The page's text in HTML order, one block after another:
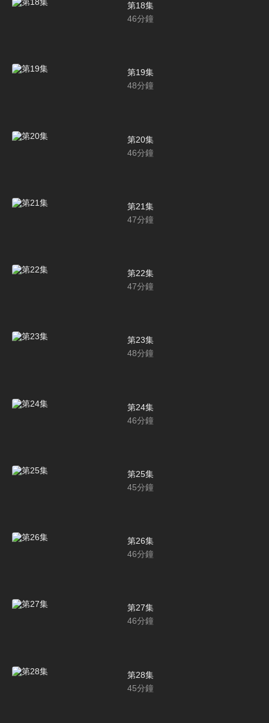
第18集
46分鐘
第19集
48分鐘
第20集
46分鐘
第21集
47分鐘
第22集
47分鐘
第23集
48分鐘
第24集
46分鐘
第25集
45分鐘
第26集
46分鐘
第27集
46分鐘
第28集
45分鐘